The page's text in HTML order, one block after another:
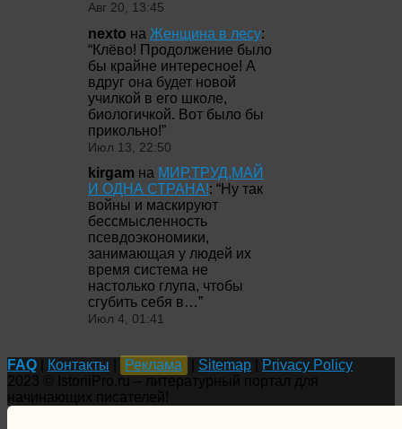
Авг 20, 13:45
nexto на Женщина в лесу:
“Клёво! Продолжение было
бы крайне интересное! А
вдруг она будет новой
училкой в его школе,
биологичкой. Вот было бы
прикольно!”
Июл 13, 22:50
kirgam на МИР,ТРУД,МАЙ
И ОДНА СТРАНА!: “Ну так
войны и маскируют
бессмысленность
псевдоэкономики,
занимающая у людей их
время система не
настолько глупа, чтобы
сгубить себя в…”
Июл 4, 01:41
FAQ Контакты Реклама Sitemap
Privacy Policy